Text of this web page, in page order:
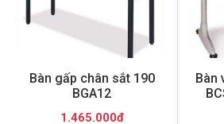
Bàn gấp chân sắt 190
BGA12
1.465.000đ
Bàn